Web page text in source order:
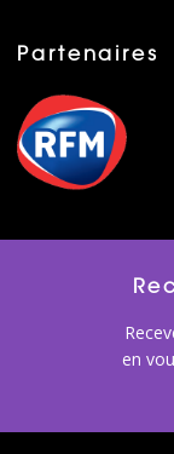
Partenaires
en